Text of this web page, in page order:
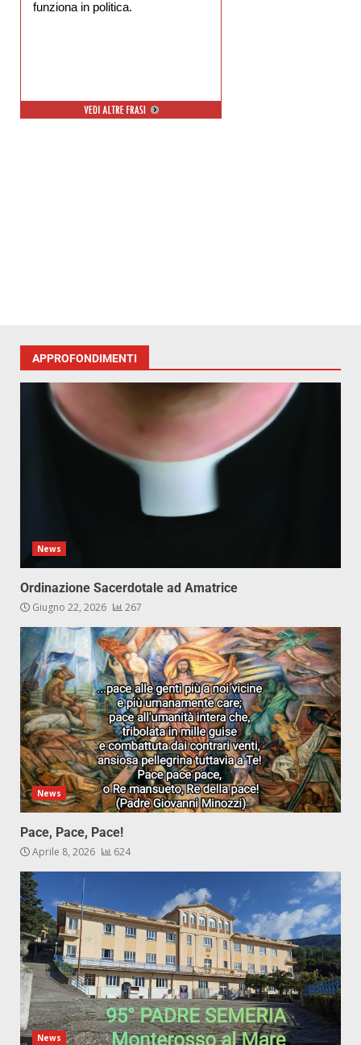
funziona in politica.
APPROFONDIMENTI
News
Ordinazione Sacerdotale ad Amatrice
Giugno 22, 2026 267
News
Pace, Pace, Pace!
Aprile 8, 2026 624
News